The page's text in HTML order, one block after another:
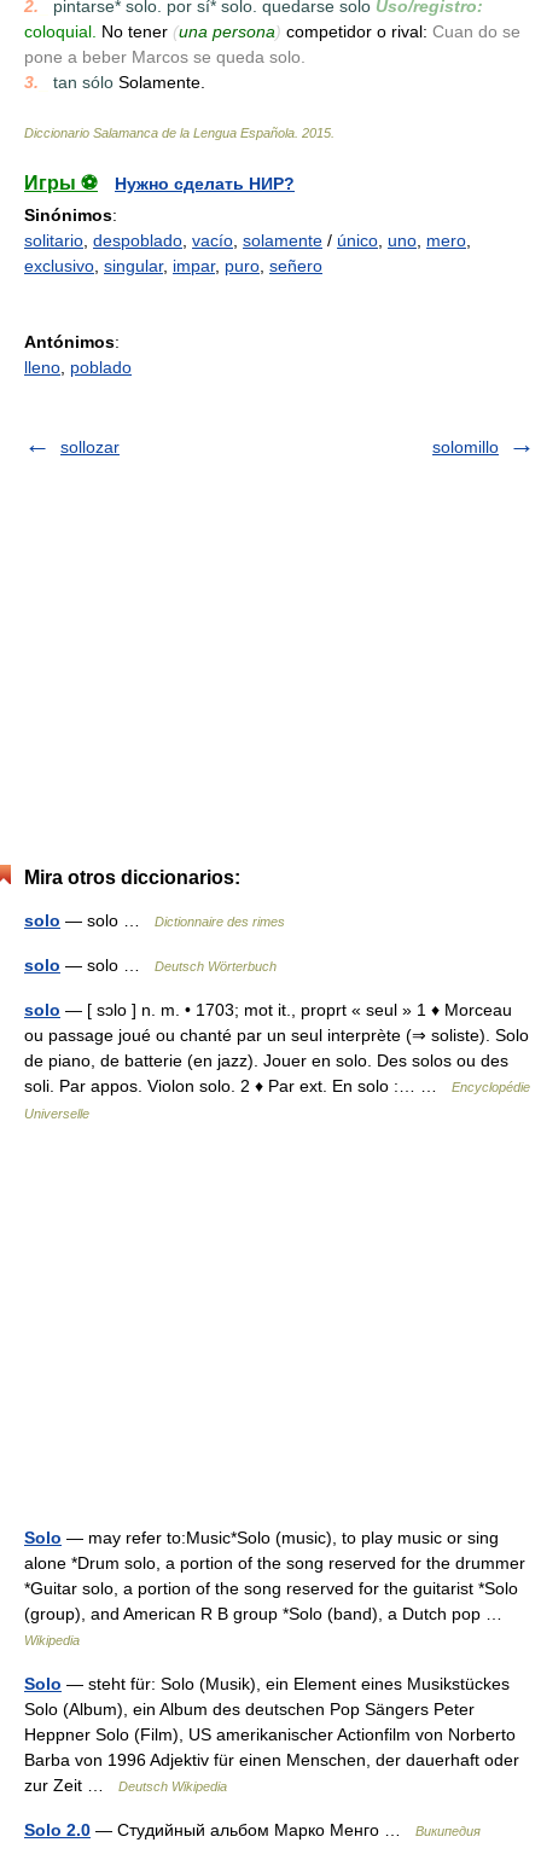
2. pintarse* solo. por sí* solo. quedarse solo Uso/registro:
coloquial. No tener (una persona) competidor o rival: Cuan do se
pone a beber Marcos se queda solo.
3.
tan sólo Solamente.
Diccionario Salamanca de la Lengua Española 2015
Игры ⚽
Нужно сделать НИР?
Sinónimos:
solitario despoblado vacío solamente / único uno mero
exclusivo singular, impar, puro señero
Antónimos:
lleno poblado
sollozar solomillo
Mira otros diccionarios:
solo — solo … Dictionnaire des rimes
solo — solo … Deutsch Wörterbuch
solo — [ sɔlo ] n. m. • 1703; mot it., proprt « seul » 1 ♦ Morceau
ou passage joué ou chanté par un seul interprète (⇒ soliste). Solo
de piano, de batterie (en jazz). Jouer en solo. Des solos ou des
soli. Par appos. Violon solo. 2 ♦ Par ext. En solo :… …
Encyclopédie
Universelle
Solo — may refer to:Music*Solo (music), to play music or sing
alone *Drum solo, a portion of the song reserved for the drummer
*Guitar solo, a portion of the song reserved for the guitarist *Solo
(group), and American R B group *Solo (band), a Dutch pop …
Wikipedia
Solo — steht für: Solo (Musik), ein Element eines Musikstückes
Solo (Album), ein Album des deutschen Pop Sängers Peter
Heppner Solo (Film), US amerikanischer Actionfilm von Norberto
Barba von 1996 Adjektiv für einen Menschen, der dauerhaft oder
zur Zeit …
Deutsch Wikipedia
Solo 2.0 — Студийный альбом Марко Менго … Википедия